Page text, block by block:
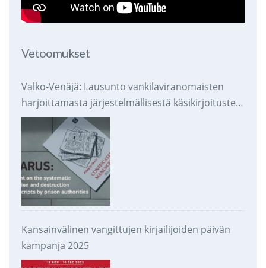
Vetoomukset
Valko-Venäjä: Lausunto vankilaviranomaisten
harjoittamasta järjestelmällisestä käsikirjoitusten
takavarikoinnista ja tuhoamisesta
Kansainvälinen vangittujen kirjailijoiden päivän
kampanja 2025